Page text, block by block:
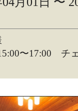
〜17:00 チ